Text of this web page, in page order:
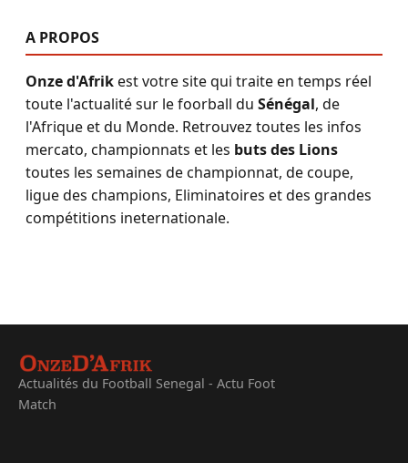
A PROPOS
Onze d'Afrikest votre site qui traite en temps réel
toute l'actualité sur le foorball du Sénégal, de
l'Afrique et du Monde. Retrouvez toutes les infos
mercato, championnats et les buts des Lions
toutes les semaines de championnat, de coupe,
ligue des champions, Eliminatoires et des grandes
compétitions ineternationale.
Actualités du Football Senegal - Actu Foot
Match